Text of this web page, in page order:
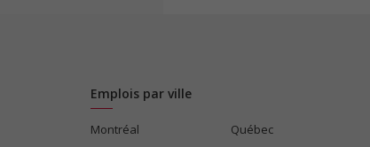
Emplois par ville
Montréal
Québec